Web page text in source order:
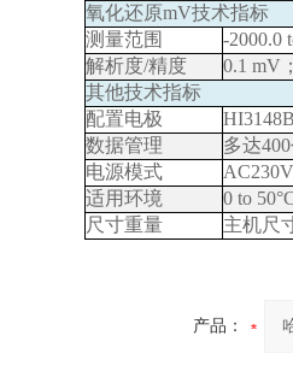
氧化还原mV技术指标
测量范围
-2000.0
解析度/精度
0.1 mV
其他技术指标
配置电极
数据管理
多达400
电源模式
适用环境
0 to
尺寸重量
主机尺
产品：